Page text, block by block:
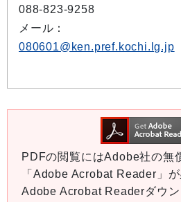
088-823-9258
メール：
080601@ken.pref.kochi.lg.jp
PDFの閲覧にはAdobe社の無
「Adobe Acrobat Reader」
Adobe Acrobat Readerダウン